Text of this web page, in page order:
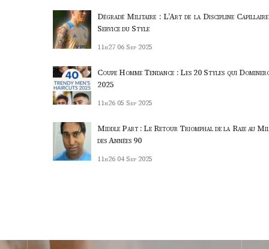
Dégradé Militaire : L’Art de la Discipline
Service du Style
11h27 06 Sep 2025
Coupe Homme Tendance : Les 20 Styles qui
2025
11h26 05 Sep 2025
Middle Part : Le Retour Triomphal de la Raie au
des Années 90
11h26 04 Sep 2025